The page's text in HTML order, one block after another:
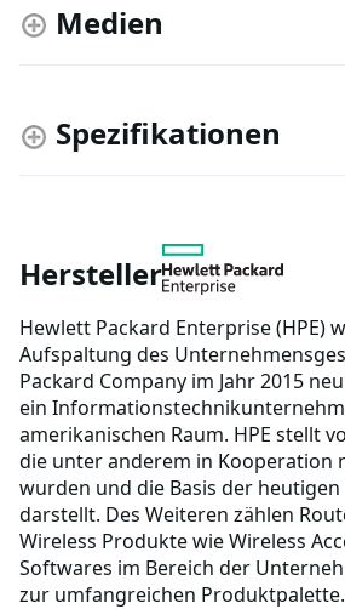
Medien
Spezifikationen
Hersteller
Hewlett Packard Enterprise (HPE)
Aufspaltung des
Packard Company im Jahr 2015
ein
amerikanischen Raum. HPE stellt
die unter anderem in Kooperation
wurden und die Basis der heutigen
darstellt. Des Weiteren zählen
Wireless Produkte wie Wireless
Softwares im Bereich der
zur umfangreichen Produktpalette.